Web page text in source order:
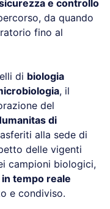
e controllo
da quando
fino al
di biologia
, il
del
di
alla sede di
delle vigenti
campioni biologici,
tempo reale
e condiviso.